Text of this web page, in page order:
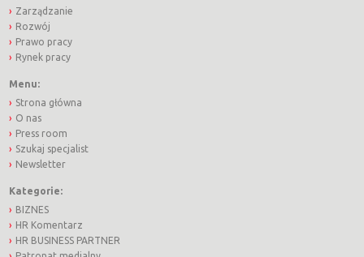
Zarządzanie
Rozwój
Prawo pracy
Rynek pracy
Menu:
Strona główna
O nas
Press room
Szukaj specjalist
Newsletter
Kategorie:
BIZNES
HR Komentarz
HR BUSINESS PARTNER